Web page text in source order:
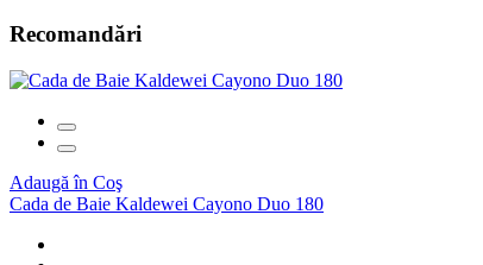
Recomandări
Adaugă în Coş
Cada de Baie Kaldewei Cayono Duo 180